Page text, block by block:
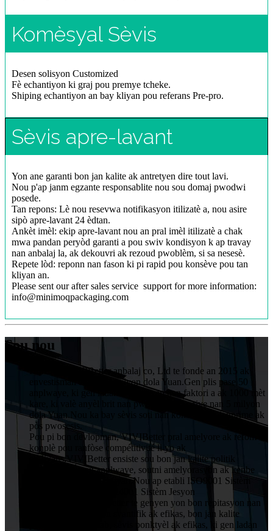
Komèsyal Sèvis
Desen solisyon Customized
Fè echantiyon ki graj pou premye tcheke.
Shiping echantiyon an bay kliyan pou referans Pre-pro.
Sèvis apre-lavant
Yon ane garanti bon jan kalite ak antretyen dire tout lavi.
Nou p'ap janm egzante responsablite nou sou domaj pwodwi
posede.
Tan repons: Lè nou resevwa notifikasyon itilizatè a, nou asire
sipò apre-lavant 24 èdtan.
Ankèt imèl: ekip apre-lavant nou an pral imèl itilizatè a chak
mwa pandan peryòd garanti a pou swiv kondisyon k ap travay
nan anbalaj la, ak dekouvri ak rezoud pwoblèm, si sa nesesè.
Repete lòd: reponn nan fason ki pi rapid pou konsève pou tan
kliyan an.
Please sent our after sales service support for more information:
info@minimoqpackaging.com
Sou nou
HuiZhou VIVIBetter anbalaj co, Ltd te fonde an 2015 ak
envestisman an nan 1 milyon dola Yuan.Gen plis pase 50
anplwaye, ki gen ladan 5 teknisyen nan faktori a ak 1000 mèt
kare, ki valè anyèl brit nan pwodiksyon te rive nan 5 milyon
dola Yuan.Nou ka bay sèvis soti nan konsepsyon, enprime ak
pòs pwosesis.
Pou pi bon devlopman, VIVIBetter pral amelyore ak refòm
konplè pou ranfòse compétitivité li yo ak
enfliyans.VIVIBetter ensiste sou bon jan kalite politik
patisipasyon tout anplwaye, soutni amelyorasyon ak kenbe
angajman pou chak kliyan.Nou ap etabli ISO9001 Sistèm
Asirans Kalite ak ISO14001 Sistèm Jesyon
Anviwònman.VIVIBetter te genyen yon bon repitasyon nan
men kliyan ak jesyon syantifik ak efikas, bon jan kalite
pwodwi, pri rezonab, sèvis ponktyèl ak efikas, ki gen ladan